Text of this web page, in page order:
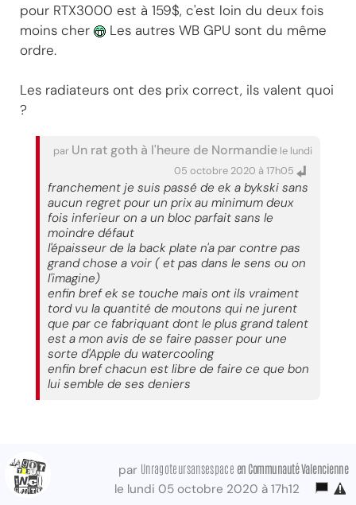
pour RTX3000 est à 159$, c'est loin du deux fois
moins cher
Les autres WB GPU sont du même
ordre.
Les radiateurs ont des prix correct, ils valent quoi
?
par Un rat goth à l'heure de Normandie le lundi
05 octobre 2020 à 17h05
franchement je suis passé de ek a bykski sans
aucun regret pour un prix au minimum deux
fois inferieur on a un bloc parfait sans le
moindre défaut
l'épaisseur de la back plate n'a par contre pas
grand chose a voir ( et pas dans le sens ou on
l'imagine)
enfin bref ek se touche mais ont ils vraiment
tord vu la quantité de moutons qui ne jurent
que par ce fabriquant dont le plus grand talent
est a mon avis de se faire passer pour une
sorte d'Apple du watercooling
enfin bref chacun est libre de faire ce que bon
lui semble de ses deniers
par Unragoteursansespace en Communauté Valencienne
le lundi 05 octobre 2020 à 17h12